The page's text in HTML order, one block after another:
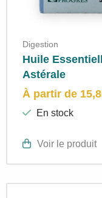
Digestion
Huile
Astérale
À partir de
En stock
Voir le produit